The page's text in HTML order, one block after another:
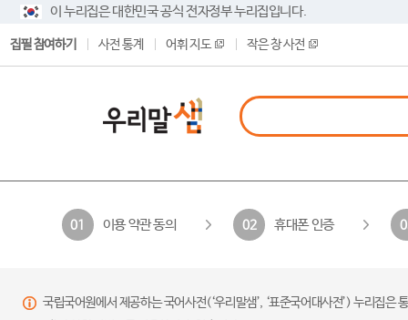
이 누리집은 대한민국 공식 전자정부 누리집입니다.
집필 참여하기 사전 통계 어휘 지도 작은 창 사전
01 이용 약관 동의 02 휴대폰 인증
국립국어원에서 제공하는 국어사전(‘우리말샘’, ‘표준국어대사전’) 누리집